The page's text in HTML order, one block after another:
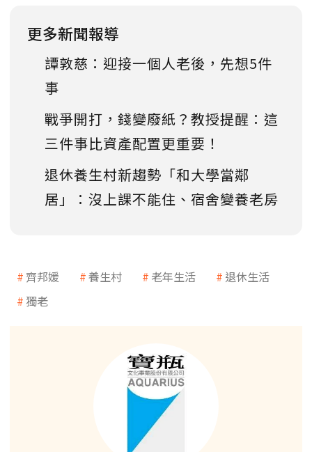
更多新聞報導
譚敦慈：迎接一個人老後，先想5件
事
戰爭開打，錢變廢紙？教授提醒：這
三件事比資產配置更重要！
退休養生村新趨勢「和大學當鄰
居」：沒上課不能住、宿舍變養老房
齊邦媛 養生村 老年生活
退休生活
獨老